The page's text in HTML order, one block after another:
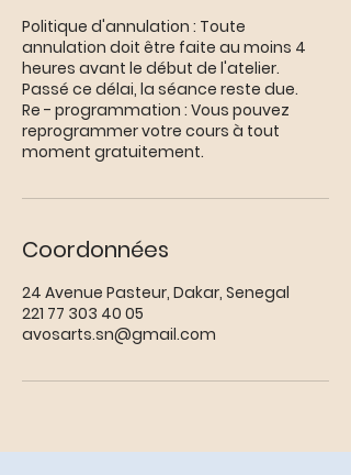
Politique d'annulation : Toute
annulation doit être faite au moins 4
heures avant le début de l'atelier.
Passé ce délai, la séance reste due.
Re - programmation : Vous pouvez
reprogrammer votre cours à tout
moment gratuitement.
Coordonnées
24 Avenue Pasteur, Dakar, Senegal
221 77 303 40 05
avosarts.sn@gmail.com